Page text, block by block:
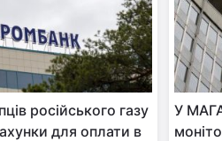
російського газу
для оплати в
У